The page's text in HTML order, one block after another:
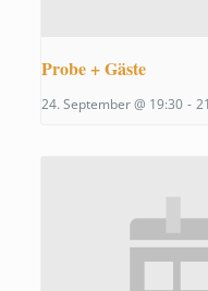
Probe + Gäste
24. September @ 19:30 -